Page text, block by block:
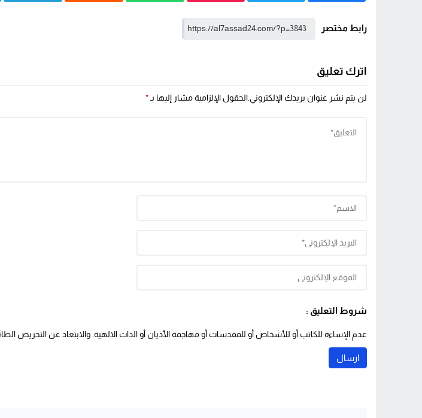
رابط مختصر
اترك تعليق
لن يتم نشر عنوان بريدك الإلكتروني. الحقول الإلزامية مشار إليها بـ *
شروط التعليق :
عدم الإساءة للكاتب أو للأشخاص أو للمقدسات أو مهاجمة الأديان أو الذات الالهية. والابتعاد عن التحريض